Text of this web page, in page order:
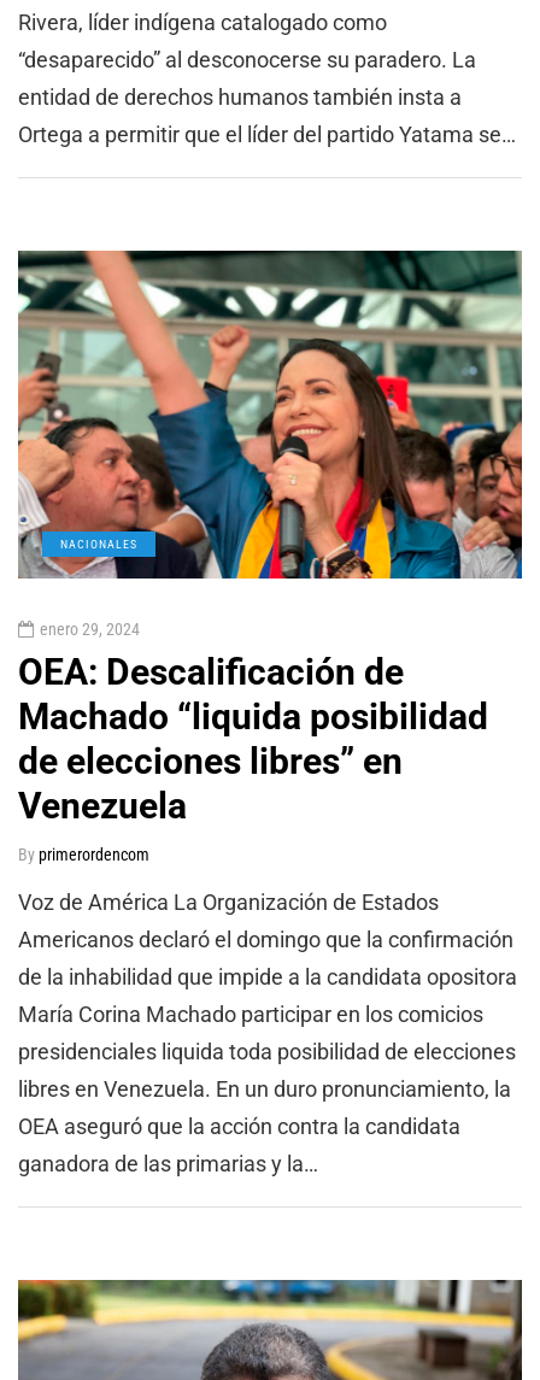
Rivera, líder indígena catalogado como
“desaparecido” al desconocerse su paradero. La
entidad de derechos humanos también insta a
Ortega a permitir que el líder del partido Yatama se…
NACIONALES
enero 29, 2024
OEA: Descalificación de
Machado “liquida posibilidad
de elecciones libres” en
Venezuela
Byprimerordencom
Voz de América La Organización de Estados
Americanos declaró el domingo que la confirmación
de la inhabilidad que impide a la candidata opositora
María Corina Machado participar en los comicios
presidenciales liquida toda posibilidad de elecciones
libres en Venezuela. En un duro pronunciamiento, la
OEA aseguró que la acción contra la candidata
ganadora de las primarias y la…